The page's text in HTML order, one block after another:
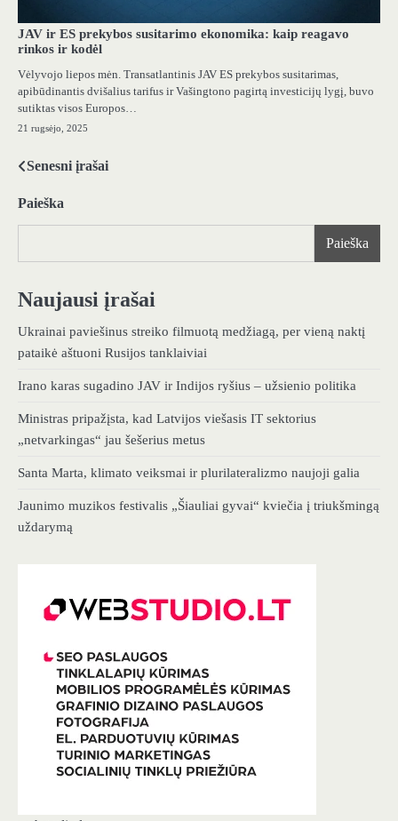
JAV ir ES prekybos susitarimo ekonomika: kaip reagavo
rinkos ir kodėl
Vėlyvojo liepos mėn. Transatlantinis JAV ES prekybos susitarimas,
apibūdinantis dvišalius tarifus ir Vašingtono pagirtą investicijų lygį, buvo
sutiktas visos Europos…
21 rugsėjo, 2025
Navigacija
tarp
Senesni įrašai
Paieška
Paieška
Naujausi įrašai
Ukrainai paviešinus streiko filmuotą medžiagą, per vieną naktį
pataikė aštuoni Rusijos tanklaiviai
Irano karas sugadino JAV ir Indijos ryšius – užsienio politika
Ministras pripažįsta, kad Latvijos viešasis IT sektorius
„netvarkingas“ jau šešerius metus
Santa Marta, klimato veiksmai ir plurilateralizmo naujoji galia
Jaunimo muzikos festivalis „Šiauliai gyvai“ kviečia į triukšmingą
uždarymą